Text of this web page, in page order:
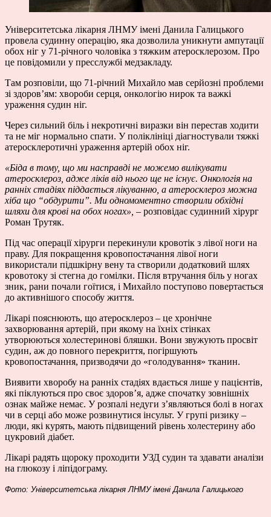
Університетська лікарня ЛНМУ імені Данила Галицького
провела судинну операцію, яка дозволила уникнути ампутації
обох ніг у 71-річного чоловіка з тяжким атеросклерозом. Про
це повідомили у пресслужбі медзакладу.
Там розповіли, що 71-річний Михайло мав серйозні проблеми
зі здоров’ям: хвороби серця, онкологію нирок та важкі
ураження судин ніг.
Через сильний біль і некротичні виразки він перестав ходити
та не міг нормально спати. У поліклініці діагностували тяжкі
атеросклеротичні ураження артерій обох ніг.
«Біда в тому, що ми насправді не можемо вилікувати
атеросклероз, адже ліків від нього ще не існує. Онкологія на
ранніх стадіях піддається лікуванню, а атеросклероз можна
хіба що “обдурити”. Ми одномоментно створили обхідні
шляхи для крові на обох ногах», – розповідає судинний хірург
Роман Трутяк.
Під час операції хірурги перекинули кровотік з лівої ноги на
праву. Для покращення кровопостачання лівої ноги
використали підшкірну вену та створили додатковий шлях
кровотоку зі стегна до гомілки. Після втручання біль у ногах
зник, рани почали гоїтися, і Михайло поступово повертається
до активнішого способу життя.
Лікарі пояснюють, що атеросклероз – це хронічне
захворювання артерій, при якому на їхніх стінках
утворюються холестеринові бляшки. Вони звужують просвіт
судин, аж до повного перекриття, погіршують
кровопостачання, призводячи до «голодування» тканин.
Виявити хворобу на ранніх стадіях вдається лише у пацієнтів,
які піклуються про своє здоров’я, адже спочатку зовнішніх
ознак майже немає. У розпалі недуги з’являються болі в ногах
чи в серці або може розвинутися інсульт. У групі ризику –
люди, які курять, мають підвищений рівень холестерину або
цукровий діабет.
Лікарі радять щороку проходити УЗД судин та здавати аналізи
на глюкозу і ліпідограму.
Фото: Університетська лікарня ЛНМУ імені Данила Галицького